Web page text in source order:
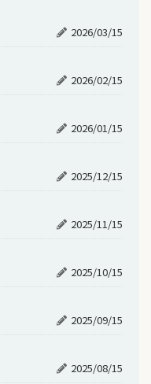
2026/03/15
2026/02/15
2026/01/15
2025/12/15
2025/11/15
2025/10/15
2025/09/15
2025/08/15